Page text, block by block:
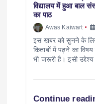
विद्यालय में हुआ बाल
का पाठ
Awas Kaiwart
इस खबर को सुनने के
किताबों में पढ़ने का
भी जरूरी है। इसी
Continue